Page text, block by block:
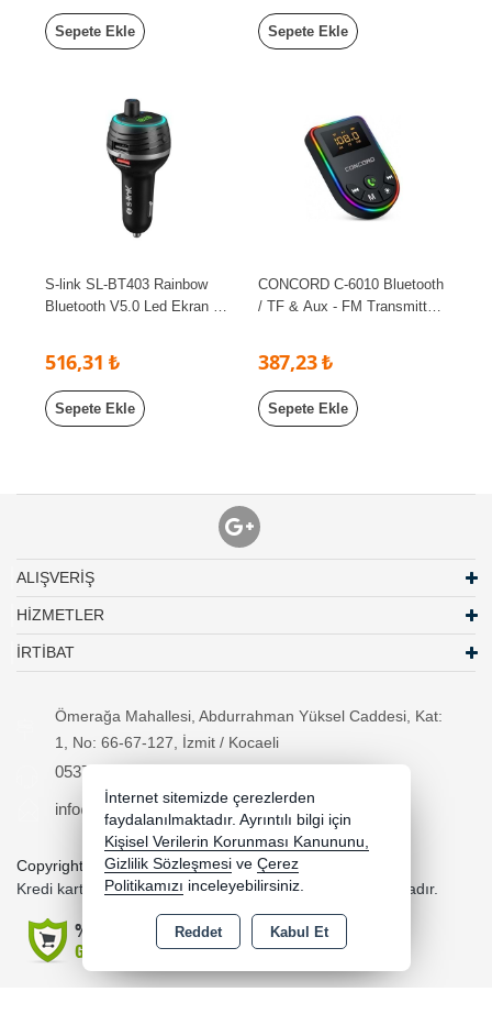
Sepete Ekle Sepete Ekle
S-link SL-BT403 Rainbow
Bluetooth V5.0 Led Ekran Tf
FM Transmitter
516,31 ₺
Sepete Ekle
CONCORD C-6010 Bluetooth
/ TF & Aux - FM Transmitter
387,23 ₺
Sepete Ekle
ALIŞVERİŞ
HİZMETLER
İRTİBAT
Ömerağa Mahallesi, Abdurrahman Yüksel Caddesi, Kat:
1, No: 66-67-127, İzmit / Kocaeli
05370294557
info@necipbilgisayar.net
Copyright 2026 necipbilgisayar.net - Tüm hakları saklıdır.
Kredi kartı bilgileriniz 256bit SSL sertifikası ile korunmaktadır.
İnternet sitemizde çerezlerden
faydalanılmaktadır. Ayrıntılı bilgi için
Kişisel Verilerin Korunması Kanununu,
Gizlilik Sözleşmesi ve Çerez
Politikamızı inceleyebilirsiniz.
Reddet Kabul Et